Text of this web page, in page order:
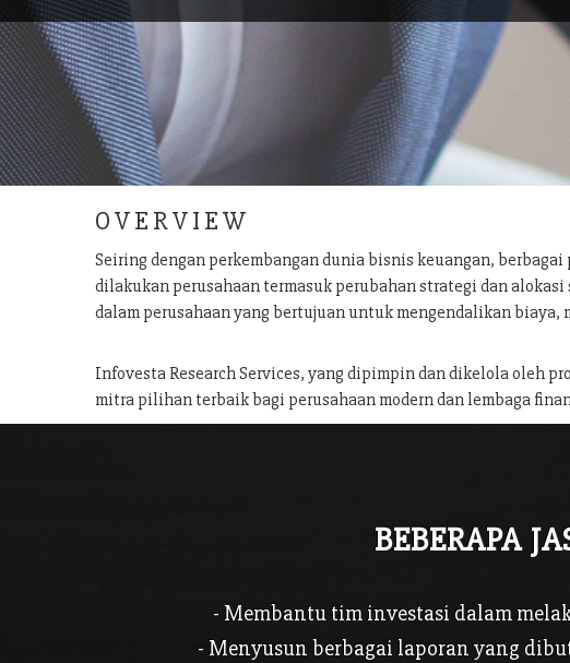
O V E R V I E W
Seiring dengan perkembangan dunia bisnis keuangan,
dilakukan perusahaan termasuk perubahan strategi dan
dalam perusahaan yang bertujuan untuk mengendalikan
Infovesta Research Services, yang dipimpin dan dikelola oleh
mitra pilihan terbaik bagi perusahaan modern dan lembaga
BEBERAPA
- Membantu tim investasi dalam
- Menyusun berbagai laporan yang